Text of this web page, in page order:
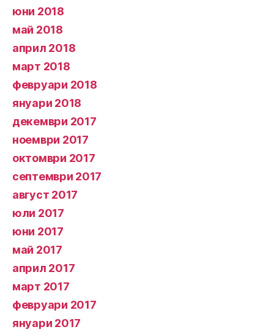
юни 2018
май 2018
април 2018
март 2018
февруари 2018
януари 2018
декември 2017
ноември 2017
октомври 2017
септември 2017
август 2017
юли 2017
юни 2017
май 2017
април 2017
март 2017
февруари 2017
януари 2017